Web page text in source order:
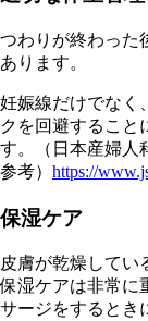
つわりが終わった
あります。
妊娠線だけでなく
クを回避すること
す。（日本産婦人
参考） https://
保湿ケア
皮膚が乾燥してい
保湿ケアは非常に
サージをするとき